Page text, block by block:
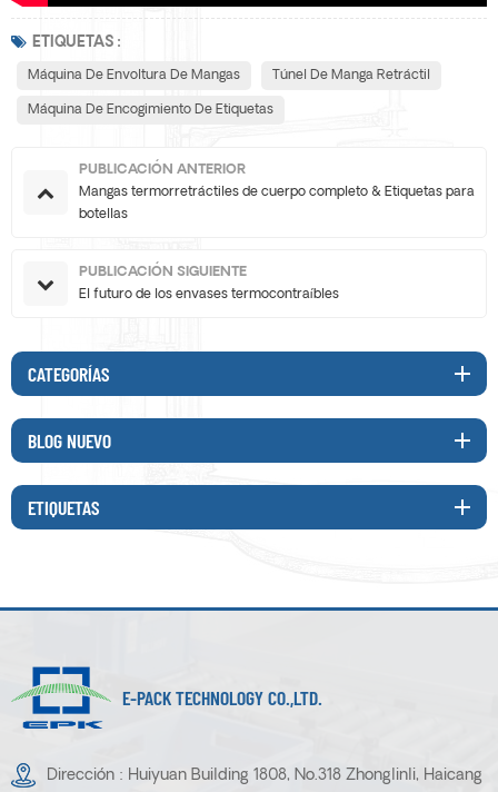
ETIQUETAS :
Máquina De Envoltura De Mangas Túnel De Manga Retráctil
Máquina De Encogimiento De Etiquetas
PUBLICACIÓN ANTERIOR
Mangas termorretráctiles de cuerpo completo & Etiquetas para
botellas
PUBLICACIÓN SIGUIENTE
El futuro de los envases termocontraíbles
CATEGORÍAS
BLOG NUEVO
ETIQUETAS
E-PACK TECHNOLOGY CO.,LTD.
Dirección : Huiyuan Building 1808, No.318 Zhonglinli, Haicang